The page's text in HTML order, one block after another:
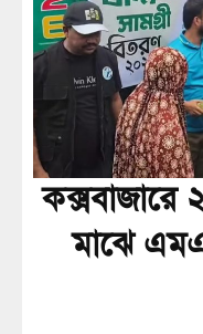
কক্সবাজারে
মাঝে